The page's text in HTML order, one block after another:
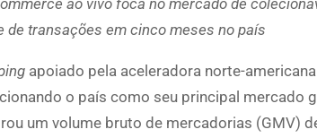
de transações em cinco meses no país
apoiado pela aceleradora norte-
o país como seu principal mercado
um volume bruto de mercadorias (GMV)